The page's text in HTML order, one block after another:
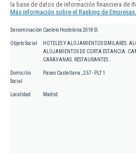
la base de datos de información financiera de
Más información sobre el Ranking de Empresas.
Denominación Caelero Hosteleria 2018 Sl.
Objeto Social
HOTELES Y ALOJAMIENTOS SIMILARES.
ALOJAMIENTOS DE CORTA ESTANCIA.
CARAVANAS. RESTAURANTES..
Domicilio
Social
Paseo Castellana , 257 - PLT 1
Localidad Madrid